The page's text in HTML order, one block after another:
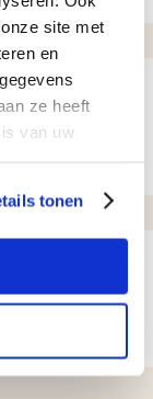
site met
en
ze heeft
van uw
tonen